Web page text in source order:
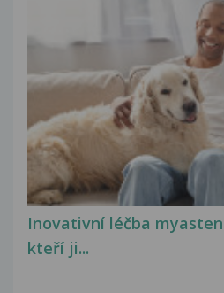
Inovativní léčba
kteří ji...